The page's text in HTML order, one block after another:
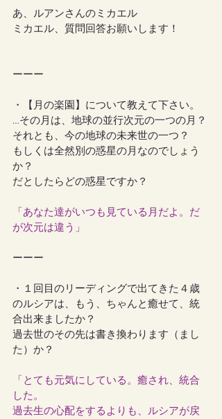
あ、ルアンさんのミカエル
ミカエル、質問回答お願いします！
ーーー
・【月の楽園】について教えて下さい。
…その月は、地球の並行次元の一つの月？
それとも、今の地球の未来世の一つ？
もしくは全然別の惑星の月なのでしょう
か？
だとしたらどの惑星ですか？
「あなた達がいつも見ている月だよ。だ
が次元は違う」
ーーー
・１回目のリーディングで出てきた４歳
のルシアは、もう、ちゃんと癒せて、統
合出来ましたか？
過去世のその先は書き換わります（まし
た）か？
「とても元気にしている。癒され、統合
した。
過去生の心配をするよりも、ルシアが戻